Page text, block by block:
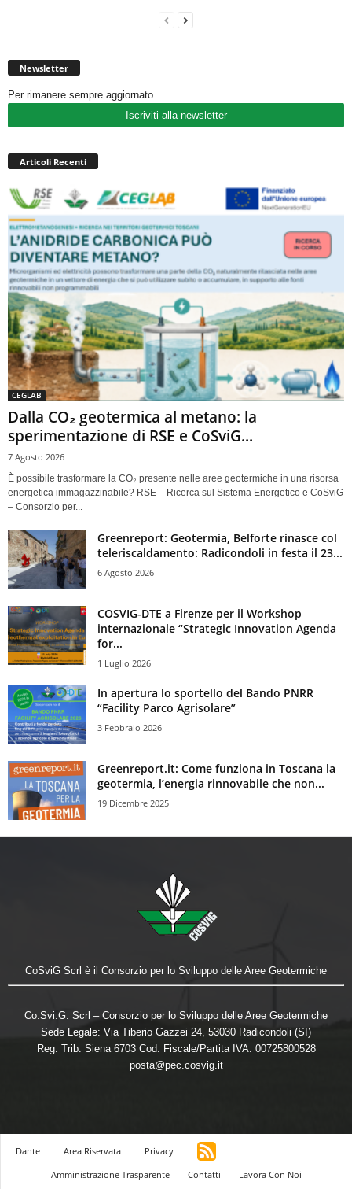
Newsletter
Per rimanere sempre aggiornato
Iscriviti alla newsletter
Articoli Recenti
CEGLAB
Dalla CO₂ geotermica al metano: la
sperimentazione di RSE e CoSviG...
7 Agosto 2026
È possibile trasformare la CO₂ presente nelle aree geotermiche in una risorsa
energetica immagazzinabile? RSE – Ricerca sul Sistema Energetico e CoSviG
– Consorzio per...
Greenreport: Geotermia, Belforte rinasce col
teleriscaldamento: Radicondoli in festa il 23...
6 Agosto 2026
COSVIG-DTE a Firenze per il Workshop
internazionale “Strategic Innovation Agenda
for...
1 Luglio 2026
In apertura lo sportello del Bando PNRR
“Facility Parco Agrisolare”
3 Febbraio 2026
Greenreport.it: Come funziona in Toscana la
geotermia, l’energia rinnovabile che non...
19 Dicembre 2025
CoSviG Scrl è il Consorzio per lo Sviluppo delle Aree Geotermiche
Co.Svi.G. Scrl – Consorzio per lo Sviluppo delle Aree Geotermiche
Sede Legale: Via Tiberio Gazzei 24, 53030 Radicondoli (SI)
Reg. Trib. Siena 6703 Cod. Fiscale/Partita IVA: 00725800528
posta@pec.cosvig.it
Dante Area Riservata
Privacy
Amministrazione Trasparente
Contatti
Lavora Con Noi